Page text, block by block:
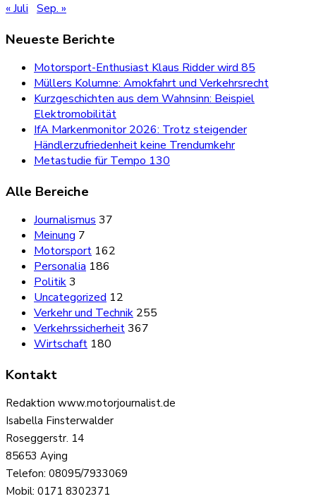
« Juli Sep. »
Neueste Berichte
Motorsport-Enthusiast Klaus Ridder wird 85
Müllers Kolumne: Amokfahrt und Verkehrsrecht
Kurzgeschichten aus dem Wahnsinn: Beispiel
Elektromobilität
IfA Markenmonitor 2026: Trotz steigender
Händlerzufriedenheit keine Trendumkehr
Metastudie für Tempo 130
Alle Bereiche
Journalismus 37
Meinung 7
Motorsport 162
Personalia 186
Politik3
Uncategorized 12
Verkehr und Technik 255
Verkehrssicherheit367
Wirtschaft 180
Kontakt
Redaktion www.motorjournalist.de
Isabella Finsterwalder
Roseggerstr. 14
85653 Aying
Telefon: 08095/7933069
Mobil: 0171 8302371